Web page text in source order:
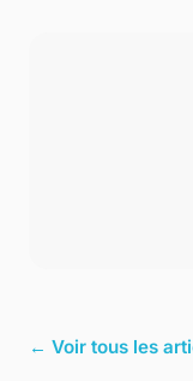
← Voir tous les